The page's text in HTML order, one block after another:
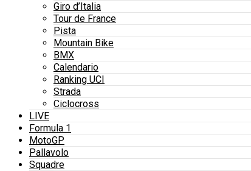
Giro d’Italia
Tour de France
Pista
Mountain Bike
BMX
Calendario
Ranking UCI
Strada
Ciclocross
LIVE
Formula 1
MotoGP
Pallavolo
Squadre